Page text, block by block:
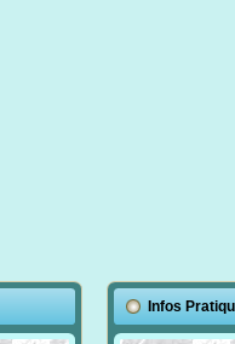
Infos